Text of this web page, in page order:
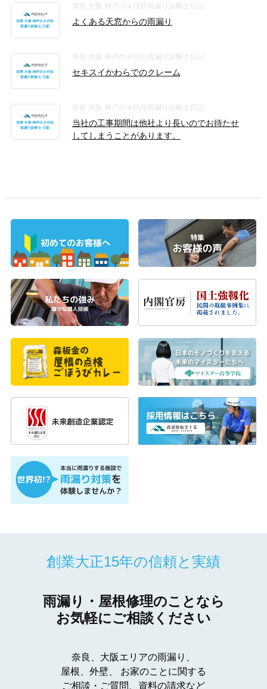
奈良 大阪 神戸の４代目雨漏り診断士日記
よくある天窓からの雨漏り
奈良 大阪 神戸の４代目雨漏り診断士日記
セキスイかわらでのクレーム
奈良 大阪 神戸の４代目雨漏り診断士日記
当社の工事期間は他社より長いのでお待たせ
してしまうことがあります。
創業大正15年の信頼と実績
雨漏り・屋根修理のことなら
お気軽にご相談ください
奈良、大阪エリアの雨漏り、
屋根、外壁、
お家のことに関する
ご相談・ご質問、資料の請求など